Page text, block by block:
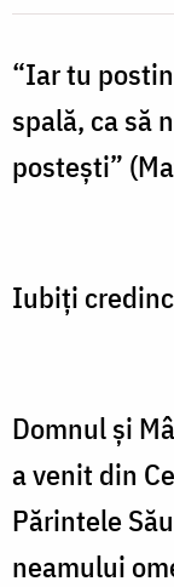
Despre
lucrarea
faptelor
bune
și
despre
Pr.
Ilie
Cleopa
“Iar tu
spală, ca să
postești”
Iubiți
Domnul și
a venit din
Părintele
neamului